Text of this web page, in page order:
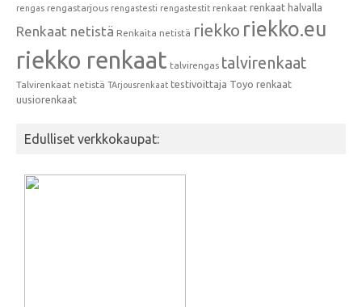
rengas rengastarjous rengastesti rengastestit renkaat renkaat halvalla
Renkaat netistä Renkaita netistä riekko riekko.eu
riekko renkaat talvirengas talvirenkaat
Talvirenkaat netistä TArjousrenkaat testivoittaja Toyo renkaat
uusiorenkaat
Edulliset verkkokaupat: